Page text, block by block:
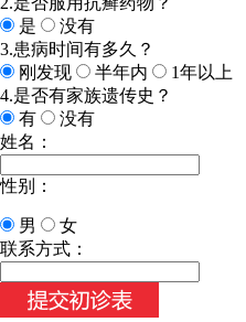
是
没有
3.患病时间有多久？
刚发现
半年内
1年以上
4.是否有家族遗传史？
有
没有
姓名：
性别：
男
女
联系方式：